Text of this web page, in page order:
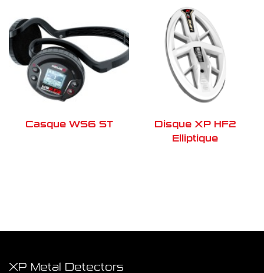
Casque WS6 ST
Disque XP HF2
Elliptique
XP Metal Detectors